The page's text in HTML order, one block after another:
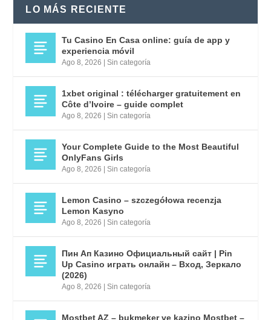
LO MÁS RECIENTE
Tu Casino En Casa online: guía de app y
experiencia móvil
Ago 8, 2026 |Sin categoría
1xbet original : télécharger gratuitement en
Côte d’Ivoire – guide complet
Ago 8, 2026 |Sin categoría
Your Complete Guide to the Most Beautiful
OnlyFans Girls
Ago 8, 2026 |Sin categoría
Lemon Casino – szczegółowa recenzja
Lemon Kasyno
Ago 8, 2026 |Sin categoría
Пин Ап Казино Официальный сайт | Pin
Up Casino играть онлайн – Вход, Зеркало
(2026)
Ago 8, 2026 |Sin categoría
Mostbet AZ – bukmeker ve kazino Mostbet –